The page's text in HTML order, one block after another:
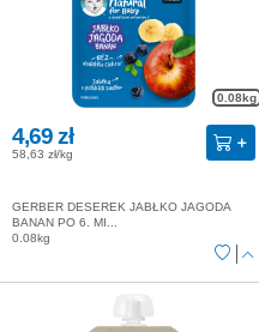
0.08kg
4,69 zł
58,63 zł/kg
GERBER DESEREK JABŁKO JAGODA
BANAN PO 6. MI...
0.08kg